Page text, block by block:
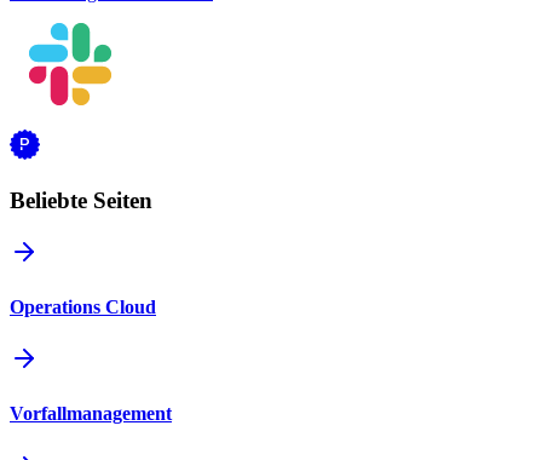
Beliebte Seiten
Operations Cloud
Vorfallmanagement